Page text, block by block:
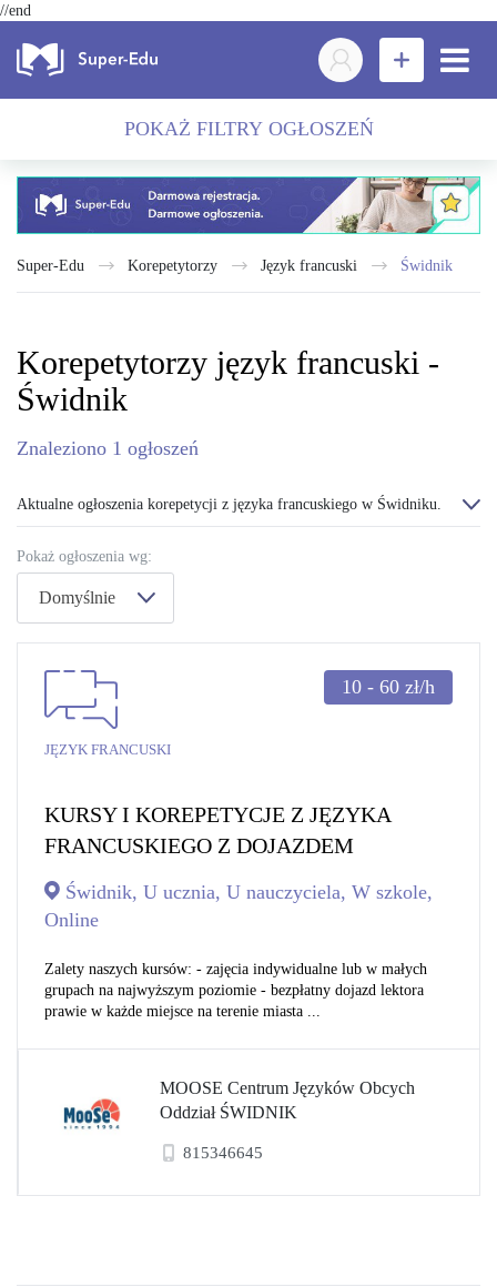
//end
POKAŻ FILTRY OGŁOSZEŃ
Super-Edu Korepetytorzy język francuski Świdnik
Korepetytorzy język francuski -
Świdnik
Znaleziono 1 ogłoszeń
Aktualne ogłoszenia korepetycji z języka francuskiego w Świdniku.
Pokaż ogłoszenia wg:
Domyślnie
JĘZYK FRANCUSKI
10 - 60 zł/h
KURSY I KOREPETYCJE Z JĘZYKA
FRANCUSKIEGO Z DOJAZDEM
Świdnik, U ucznia, U nauczyciela, W szkole,
Online
Zalety naszych kursów: - zajęcia indywidualne lub w małych
grupach na najwyższym poziomie - bezpłatny dojazd lektora
prawie w każde miejsce na terenie miasta ...
MOOSE Centrum Języków Obcych
Oddział ŚWIDNIK
815346645